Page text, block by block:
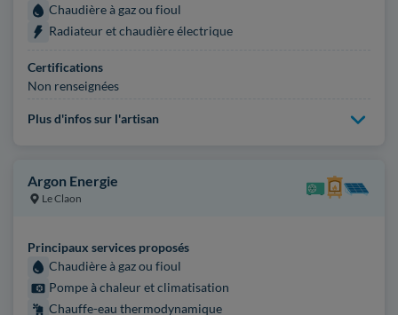
Chaudière à gaz ou fioul
Radiateur et chaudière électrique
Certifications
Non renseignées
Plus d'infos sur l'artisan
Argon Energie
Le Claon
Principaux services proposés
Chaudière à gaz ou fioul
Pompe à chaleur et climatisation
Chauffe-eau thermodynamique